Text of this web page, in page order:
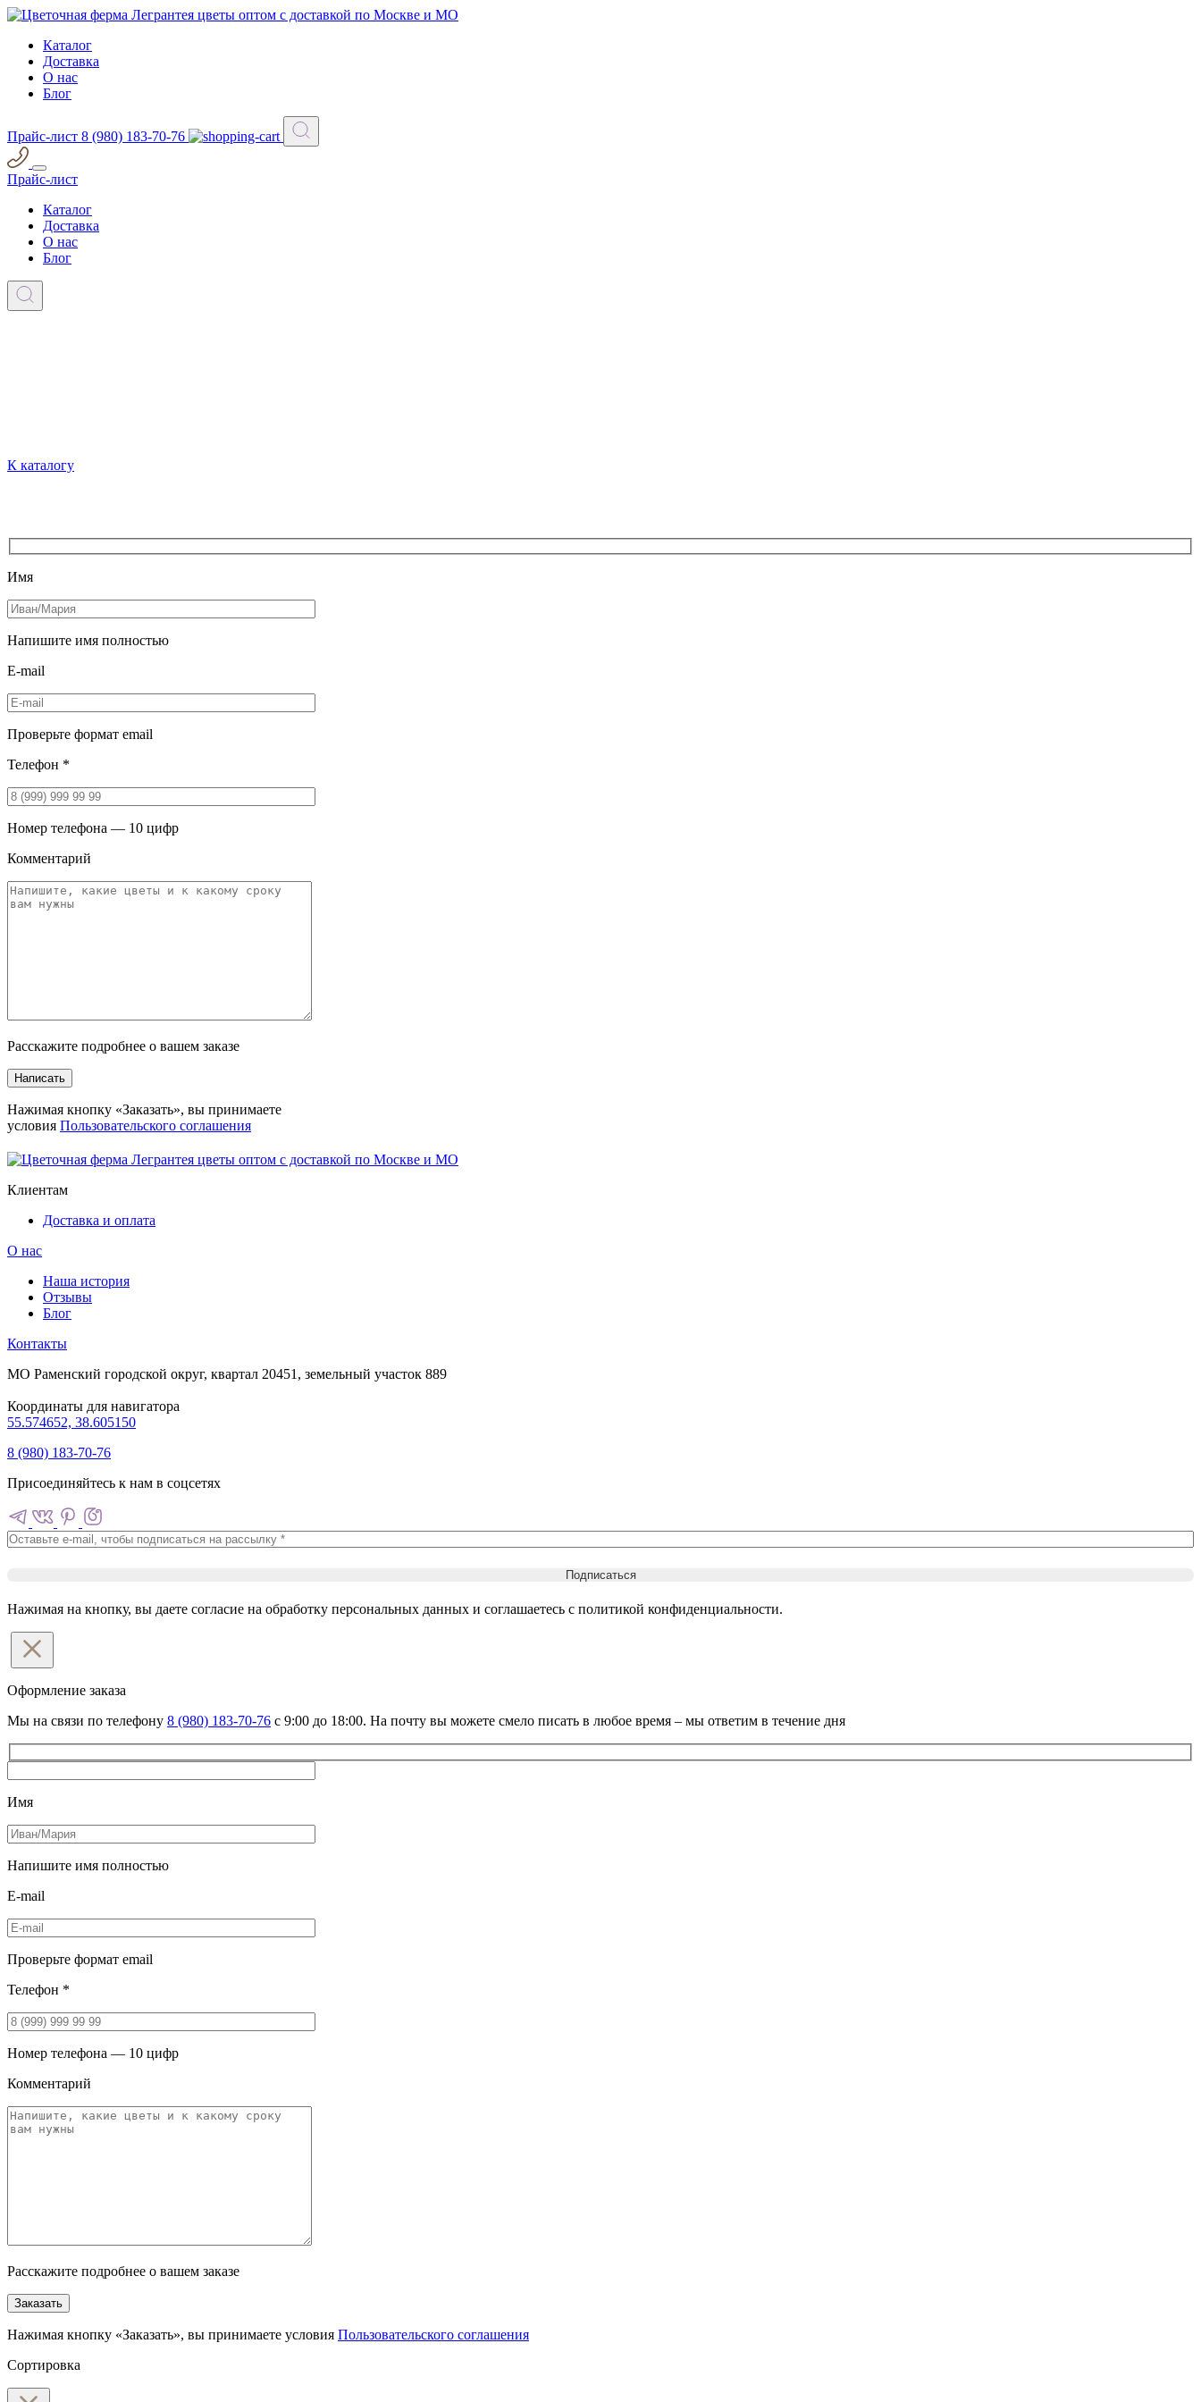
Каталог
Доставка
О нас
Блог
Прайс-лист 8 (980) 183-70-76
Прайс-лист
Каталог
Доставка
О нас
Блог
К каталогу
Имя
Напишите имя полностью
E-mail
Проверьте формат email
Телефон *
Номер телефона — 10 цифр
Комментарий
Расскажите подробнее о вашем заказе
Написать
Нажимая кнопку «Заказать», вы принимаете
условия Пользовательского соглашения
Клиентам
Доставка и оплата
О нас
Наша история
Отзывы
Блог
Контакты
МО Раменский городской округ, квартал 20451, земельный участок 889
Координаты для навигатора
55.574652, 38.605150
8 (980) 183-70-76
Присоединяйтесь к нам в соцсетях
Нажимая на кнопку, вы даете согласие на обработку персональных данных и соглашаетесь c политикой конфиденциальности.
Оформление заказа
Мы на связи по телефону 8 (980) 183-70-76 с 9:00 до 18:00. На почту вы можете смело писать в любое время – мы ответим в течение дня
Имя
Напишите имя полностью
E-mail
Проверьте формат email
Телефон *
Номер телефона — 10 цифр
Комментарий
Расскажите подробнее о вашем заказе
Заказать
Нажимая кнопку «Заказать», вы принимаете условия Пользовательского соглашения
Сортировка